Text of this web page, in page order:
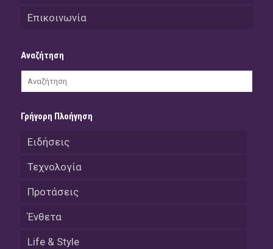
Επικοινωνία
Αναζήτηση
Γρήγορη Πλοήγηση
Ειδήσεις
Τεχνολογία
Προτάσεις
Ένθετα
Life & Style